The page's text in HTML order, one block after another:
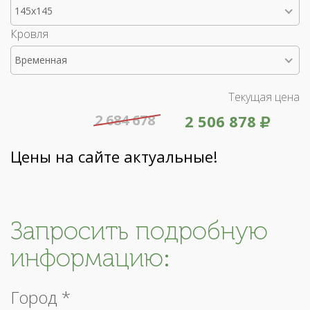
145x145
Кровля
Временная
Текущая цена
2 506 878
2 684 678
Цены на сайте актуальные!
Запросить подробную
информацию:
Город *